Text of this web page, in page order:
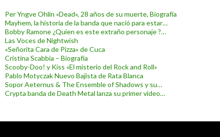
Per Yngve Ohlin «Dead», 28 años de su muerte, Biografía
Mayhem, la historia de la banda que nació para estar…
Bobby Ramone ¿Quien es este extraño personaje ?…
Las Voces de Nightwish
«Señorita Cara de Pizza» de Cuca
Cristina Scabbia – Biografía
Scooby-Doo! y Kiss «El misterio del Rock and Roll»
Pablo Motyczak Nuevo Bajista de Rata Blanca
Sopor Aeternus & The Ensemble of Shadows y su…
Crypta banda de Death Metal lanza su primer video…